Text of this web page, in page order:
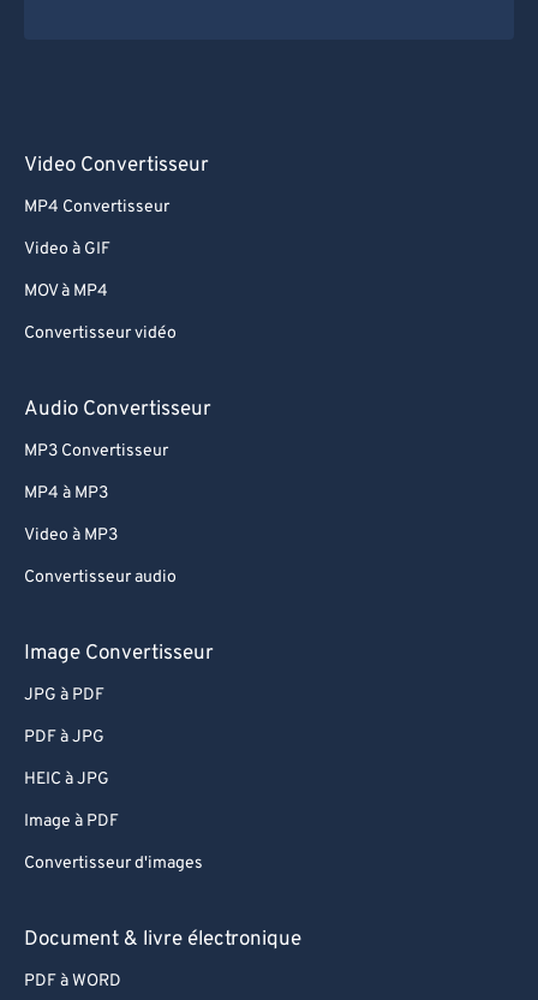
Video Convertisseur
MP4 Convertisseur
Video à GIF
MOV à MP4
Convertisseur vidéo
Audio Convertisseur
MP3 Convertisseur
MP4 à MP3
Video à MP3
Convertisseur audio
Image Convertisseur
JPG à PDF
PDF à JPG
HEIC à JPG
Image à PDF
Convertisseur d'images
Document & livre électronique
PDF à WORD